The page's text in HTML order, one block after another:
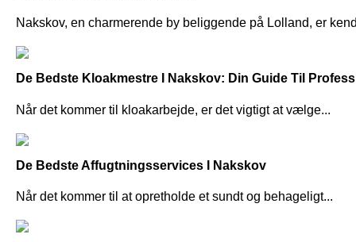
Nakskov, en charmerende by beliggende på Lolland, er
De Bedste Kloakmestre I Nakskov: Din Guide Til
Når det kommer til kloakarbejde, er det vigtigt at vælge...
De Bedste Affugtningsservices I Nakskov
Når det kommer til at opretholde et sundt og behageligt...